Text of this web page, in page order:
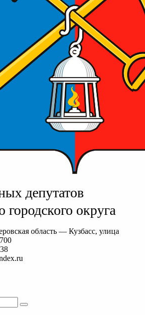
депутатов
городского округа
область — Кузбасс, улица